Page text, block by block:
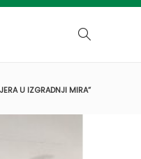
U IZGRADNJI MIRA“